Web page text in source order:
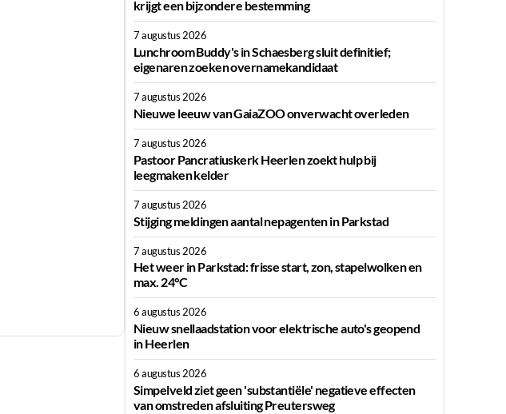
krijgt een bijzondere bestemming
7 augustus 2026
Lunchroom Buddy's in Schaesberg sluit definitief;
eigenaren zoeken overnamekandidaat
7 augustus 2026
Nieuwe leeuw van GaiaZOO onverwacht overleden
7 augustus 2026
Pastoor Pancratiuskerk Heerlen zoekt hulp bij
leegmaken kelder
7 augustus 2026
Stijging meldingen aantal nepagenten in Parkstad
7 augustus 2026
Het weer in Parkstad: frisse start, zon, stapelwolken en
max. 24°C
6 augustus 2026
Nieuw snellaadstation voor elektrische auto's geopend
in Heerlen
6 augustus 2026
Simpelveld ziet geen 'substantiële' negatieve effecten
van omstreden afsluiting Preutersweg